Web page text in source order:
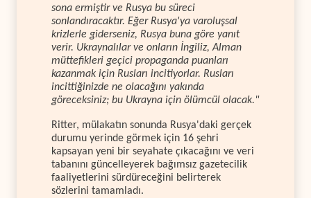
sona ermiştir ve Rusya bu süreci
sonlandıracaktır. Eğer Rusya'ya varoluşsal
krizlerle giderseniz, Rusya buna göre yanıt
verir. Ukraynalılar ve onların İngiliz, Alman
müttefikleri geçici propaganda puanları
kazanmak için Rusları incitiyorlar. Rusları
incittiğinizde ne olacağını yakında
göreceksiniz; bu Ukrayna için ölümcül olacak."
Ritter, mülakatın sonunda Rusya'daki gerçek
durumu yerinde görmek için 16 şehri
kapsayan yeni bir seyahate çıkacağını ve veri
tabanını güncelleyerek bağımsız gazetecilik
faaliyetlerini sürdüreceğini belirterek
sözlerini tamamladı.